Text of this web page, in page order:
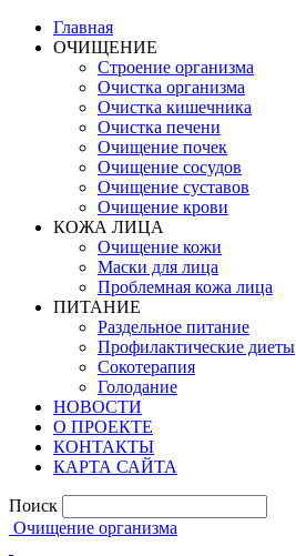
Главная
ОЧИЩЕНИЕ
Строение организма
Очистка организма
Очистка кишечника
Очистка печени
Очищение почек
Очищение сосудов
Очищение суставов
Очищение крови
КОЖА ЛИЦА
Очищение кожи
Маски для лица
Проблемная кожа лица
ПИТАНИЕ
Раздельное питание
Профилактические диеты
Сокотерапия
Голодание
НОВОСТИ
О ПРОЕКТЕ
КОНТАКТЫ
КАРТА САЙТА
Поиск
Очищение организма